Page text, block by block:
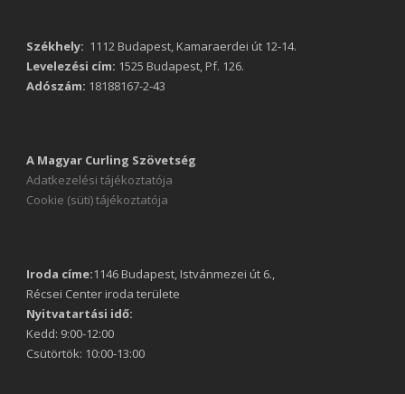
Székhely: 1112 Budapest, Kamaraerdei út 12-14.
Levelezési cím: 1525 Budapest, Pf. 126.
Adószám: 18188167-2-43
A Magyar Curling Szövetség
Adatkezelési tájékoztatója
Cookie (süti) tájékoztatója
Iroda címe:1146 Budapest, Istvánmezei út 6.,
Récsei Center iroda területe
Nyitvatartási idő:
Kedd: 9:00-12:00
Csütörtök: 10:00-13:00